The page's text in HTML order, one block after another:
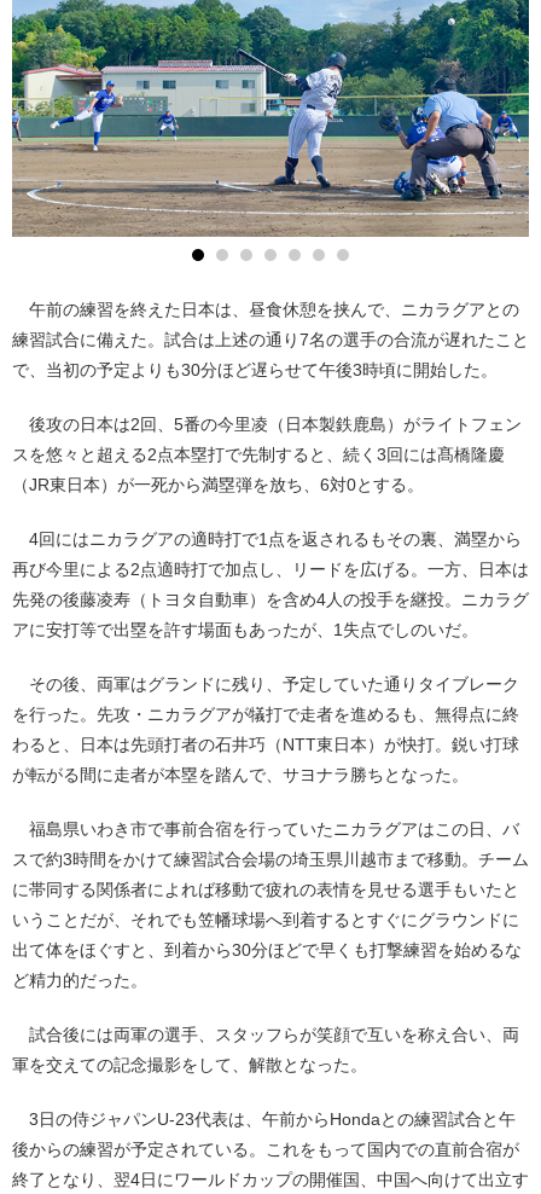
午前の練習を終えた日本は、昼食休憩を挟んで、ニカラグアとの
練習試合に備えた。試合は上述の通り7名の選手の合流が遅れたこと
で、当初の予定よりも30分ほど遅らせて午後3時頃に開始した。
後攻の日本は2回、5番の今里凌（日本製鉄鹿島）がライトフェン
スを悠々と超える2点本塁打で先制すると、続く3回には髙橋隆慶
（JR東日本）が一死から満塁弾を放ち、6対0とする。
4回にはニカラグアの適時打で1点を返されるもその裏、満塁から
再び今里による2点適時打で加点し、リードを広げる。一方、日本は
先発の後藤凌寿（トヨタ自動車）を含め4人の投手を継投。ニカラグ
アに安打等で出塁を許す場面もあったが、1失点でしのいだ。
その後、両軍はグランドに残り、予定していた通りタイブレーク
を行った。先攻・ニカラグアが犠打で走者を進めるも、無得点に終
わると、日本は先頭打者の石井巧（NTT東日本）が快打。鋭い打球
が転がる間に走者が本塁を踏んで、サヨナラ勝ちとなった。
福島県いわき市で事前合宿を行っていたニカラグアはこの日、バ
スで約3時間をかけて練習試合会場の埼玉県川越市まで移動。チーム
に帯同する関係者によれば移動で疲れの表情を見せる選手もいたと
いうことだが、それでも笠幡球場へ到着するとすぐにグラウンドに
出て体をほぐすと、到着から30分ほどで早くも打撃練習を始めるな
ど精力的だった。
試合後には両軍の選手、スタッフらが笑顔で互いを称え合い、両
軍を交えての記念撮影をして、解散となった。
3日の侍ジャパンU-23代表は、午前からHondaとの練習試合と午
後からの練習が予定されている。これをもって国内での直前合宿が
終了となり、翌4日にワールドカップの開催国、中国へ向けて出立す